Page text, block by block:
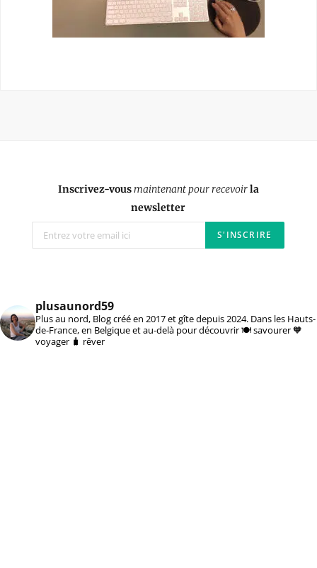
Inscrivez-vousmaintenant pour recevoirla
newsletter
plusaunord59
Plus au nord, Blog créé en 2017 et gîte depuis 2024. Dans les Hauts-
de-France, en Belgique et au-delà pour découvrir 🍽️ savourer 🧡
voyager 🧳 rêver